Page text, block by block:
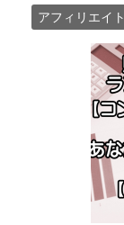
アフィリエイト